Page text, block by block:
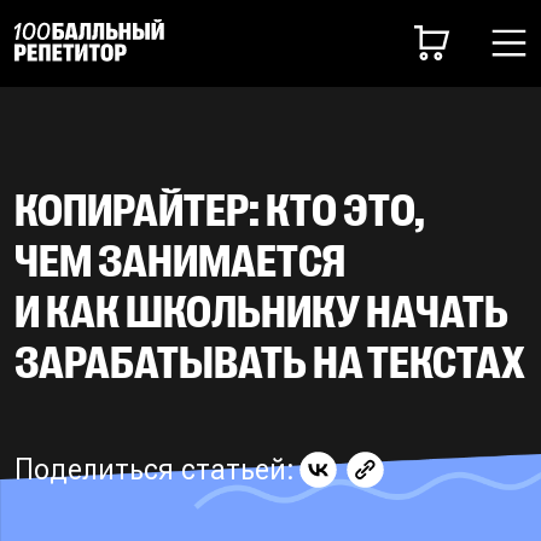
КОПИРАЙТЕР: КТО ЭТО,
ЧЕМ ЗАНИМАЕТСЯ
И КАК ШКОЛЬНИКУ НАЧАТЬ
ЗАРАБАТЫВАТЬ НА ТЕКСТАХ
Поделиться статьей: